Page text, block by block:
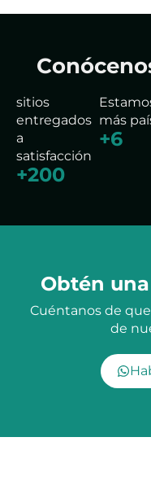
sitios
entregados
a
satisfacción
+200
más
+6
Obtén
Cuéntanos de
de